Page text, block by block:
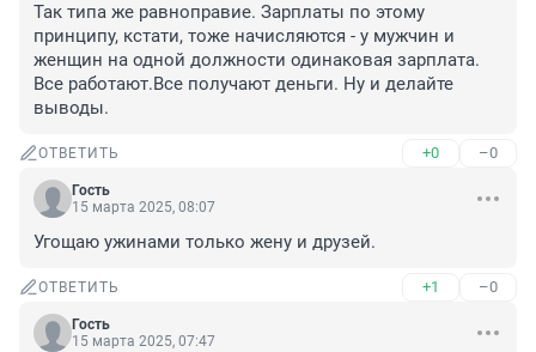
Так типа же равноправие. Зарплаты по этому
принципу, кстати, тоже начисляются - у мужчин и
женщин на одной должности одинаковая зарплата.
Все работают.Все получают деньги. Ну и делайте
выводы.
ОТВЕТИТЬ +0 –0
Гость
15 марта 2025, 08:07
Угощаю ужинами только жену и друзей.
ОТВЕТИТЬ +1 –0
Гость
15 марта 2025, 07:47